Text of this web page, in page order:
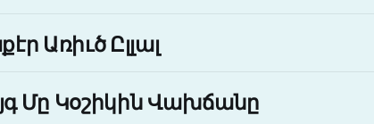
Առիւծ Ըլլալ
Մը Կօշիկին Վախճանը